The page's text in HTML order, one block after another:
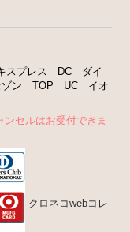
スプレス DC ダイ
ゾン TOP UC イオ
セルはお受付できま
クロネコwebコレ